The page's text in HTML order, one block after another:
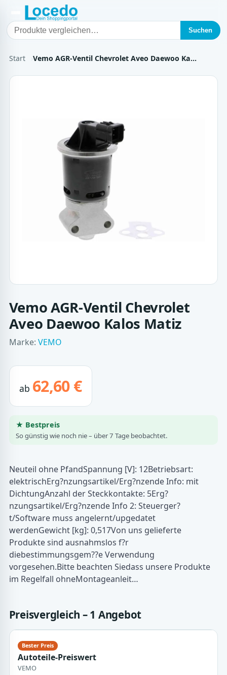
Suchen
Start Vemo AGR-Ventil Chevrolet Aveo Daewoo Ka…
Vemo AGR-Ventil Chevrolet
Aveo Daewoo Kalos Matiz
Marke: VEMO
ab 62,60 €
★ Bestpreis
So günstig wie noch nie – über 7 Tage beobachtet.
Neuteil ohne PfandSpannung [V]: 12Betriebsart:
elektrischErg?nzungsartikel/Erg?nzende Info: mit
DichtungAnzahl der Steckkontakte: 5Erg?
nzungsartikel/Erg?nzende Info 2: Steuerger?
t/Software muss angelernt/upgedatet
werdenGewicht [kg]: 0,517Von uns gelieferte
Produkte sind ausnahmslos f?r
diebestimmungsgem??e Verwendung
vorgesehen.Bitte beachten Siedass unsere Produkte
im Regelfall ohneMontageanleit…
Preisvergleich – 1 Angebot
Autoteile-Preiswert
VEMO